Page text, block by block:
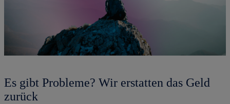
Es gibt Probleme? Wir erstatten das Geld
zurück